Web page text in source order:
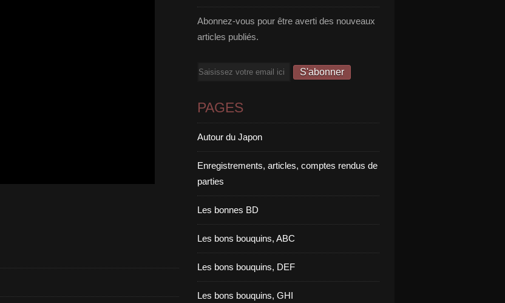
Abonnez-vous pour être averti des nouveaux
articles publiés.
Email
PAGES
Autour du Japon
Enregistrements, articles, comptes rendus de
parties
Les bonnes BD
Les bons bouquins, ABC
Les bons bouquins, DEF
Les bons bouquins, GHI